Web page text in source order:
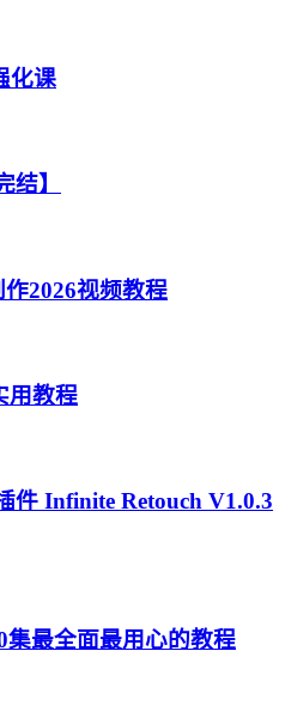
化课
结】
2026视频教程
用教程
件 Infinite Retouch V1.0.3
集最全面最用心的教程